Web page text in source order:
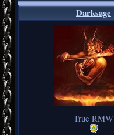
Darksage
True RMW